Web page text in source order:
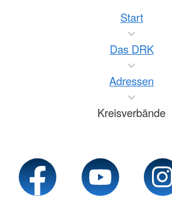
Start
Das DRK
Adressen
Kreisverbände